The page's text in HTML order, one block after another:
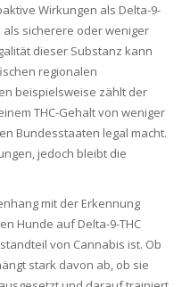
Wirkungen als Delta-9-
als sicherere oder weniger
dieser Substanz kann
regionalen
beispielsweise zählt der
THC-Gehalt von weniger
Bundesstaaten legal macht.
jedoch bleibt die
mit der Erkennung
Hunde auf Delta-9-THC
von Cannabis ist. Ob
stark davon ab, ob sie